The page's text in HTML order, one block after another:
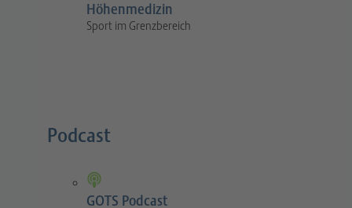
Höhenmedizin
Sport im Grenzbereich
Podcast
GOTS Podcast